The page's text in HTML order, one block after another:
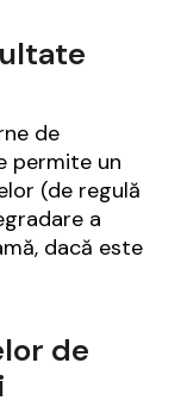
de
permite un
(de regulă
a
dacă este
de